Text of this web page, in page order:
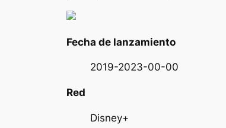
Fecha de lanzamiento
2019-2023-00-00
Red
Disney+